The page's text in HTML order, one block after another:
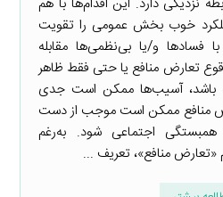
خوب بخش عمومی را تقویت
فسادها و/یا بی‌نظمی‌ها مقابله
تعارض منافع یا حتی فقط ظاهر
باشد، آسیب‌ها ممکن است جدی
منافع ممکن است موجب از دست
اجتماعی شود. به‌رغم
منافع»، تعریف ...